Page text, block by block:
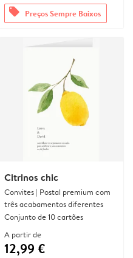
offers Preços Sempre Baixos
Citrinos chic
Convites | Postal premium com
três acabamentos diferentes
Conjunto de 10 cartões
A partir de
12,99 €